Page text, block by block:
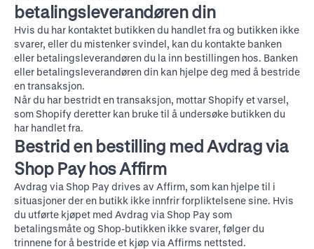
betalingsleverandøren din
Hvis du har kontaktet butikken du handlet fra og butikken ikke
svarer, eller du mistenker svindel, kan du kontakte banken
eller betalingsleverandøren du la inn bestillingen hos. Banken
eller betalingsleverandøren din kan hjelpe deg med å bestride
en transaksjon.
Når du har bestridt en transaksjon, mottar Shopify et varsel,
som Shopify deretter kan bruke til å undersøke butikken du
har handlet fra.
Bestrid en bestilling med Avdrag via
Shop Pay hos Affirm
Avdrag via Shop Pay drives av Affirm, som kan hjelpe til i
situasjoner der en butikk ikke innfrir forpliktelsene sine. Hvis
du utførte kjøpet med Avdrag via Shop Pay som
betalingsmåte og Shop-butikken ikke svarer, følger du
trinnene for å bestride et kjøp via Affirms nettsted.